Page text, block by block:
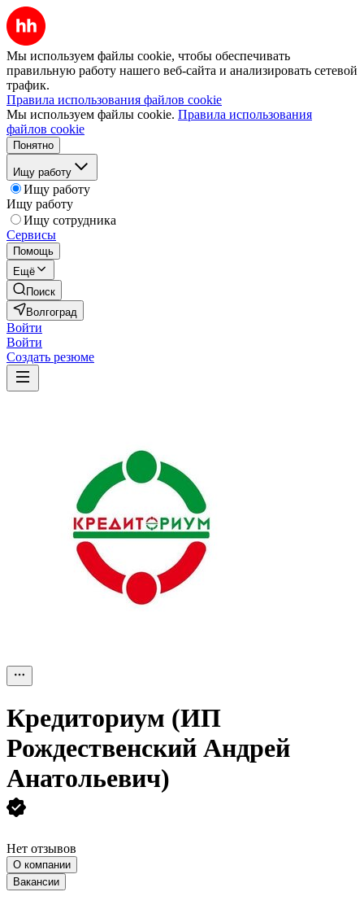
Мы используем файлы cookie, чтобы обеспечивать
правильную работу нашего веб-сайта и анализировать сетевой
трафик.
Правила использования файлов cookie
Мы используем файлы cookie. Правила использования
файлов cookie
Понятно
Ищу работу
Ищу работу
Ищу работу
Ищу сотрудника
Сервисы
Помощь
Ещё
Поиск
Волгоград
Войти
Войти
Создать резюме
Кредиториум (ИП
Рождественский Андрей
Анатольевич)
Нет отзывов
О компании
Вакансии